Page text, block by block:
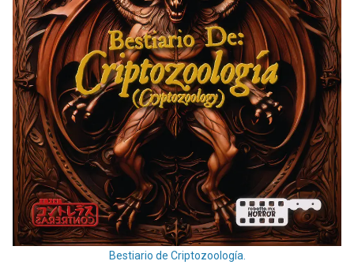
Bestiario de Criptozoología.